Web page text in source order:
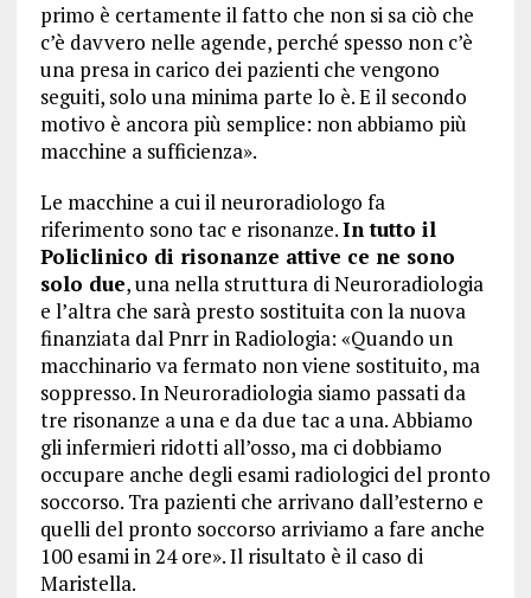
primo è certamente il fatto che non si sa ciò che
c’è davvero nelle agende, perché spesso non c’è
una presa in carico dei pazienti che vengono
seguiti, solo una minima parte lo è. E il secondo
motivo è ancora più semplice: non abbiamo più
macchine a sufficienza».
Le macchine a cui il neuroradiologo fa
riferimento sono tac e risonanze.In tutto il
Policlinico di risonanze attive ce ne sono
solo due, una nella struttura di Neuroradiologia
e l’altra che sarà presto sostituita con la nuova
finanziata dal Pnrr in Radiologia: «Quando un
macchinario va fermato non viene sostituito, ma
soppresso. In Neuroradiologia siamo passati da
tre risonanze a una e da due tac a una. Abbiamo
gli infermieri ridotti all’osso, ma ci dobbiamo
occupare anche degli esami radiologici del pronto
soccorso. Tra pazienti che arrivano dall’esterno e
quelli del pronto soccorso arriviamo a fare anche
100 esami in 24 ore». Il risultato è il caso di
Maristella.